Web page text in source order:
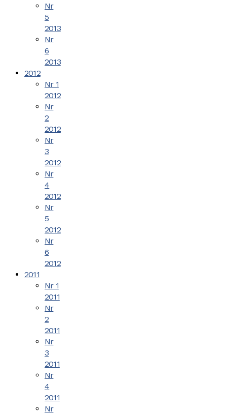
Nr
5
2013
Nr
6
2013
2012
Nr 1
2012
Nr
2
2012
Nr
3
2012
Nr
4
2012
Nr
5
2012
Nr
6
2012
2011
Nr 1
2011
Nr
2
2011
Nr
3
2011
Nr
4
2011
Nr